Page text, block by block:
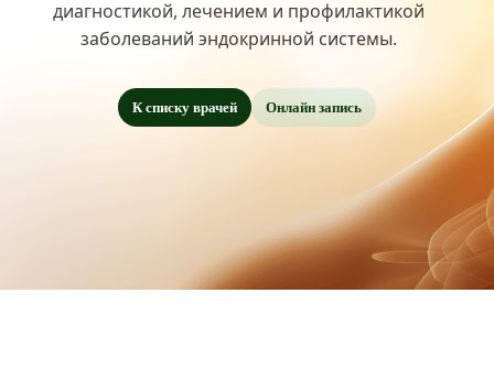
диагностикой, лечением и профилактикой
заболеваний эндокринной системы.
К списку врачей Онлайн запись